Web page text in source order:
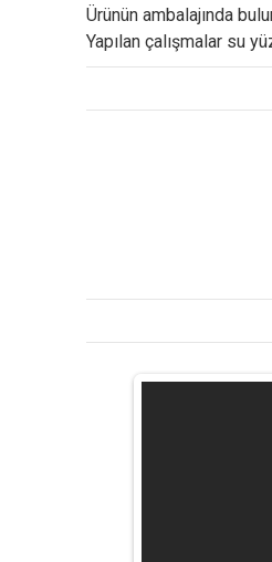
Ürünün ambalajında
Yapılan çalışmalar su